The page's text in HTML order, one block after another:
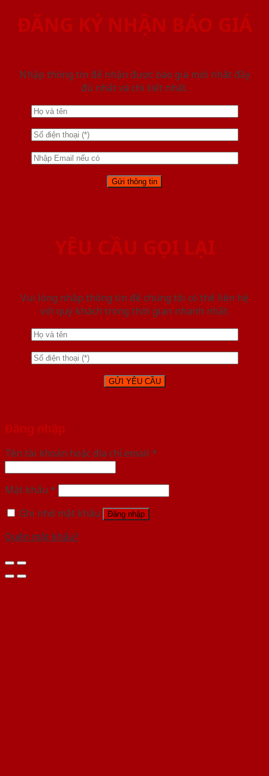
ĐĂNG KÝ NHẬN BÁO GIÁ
Nhập thông tin để nhận được báo giá mới nhât đầy
đủ nhất và chi tiết nhất.
YÊU CẦU GỌI LẠI
Vui lòng nhập thông tin để chúng tôi có thể liên hệ
với quý khách trong thời gian nhanh nhất.
Đăng nhập
Tên tài khoản hoặc địa chỉ email *
Mật khẩu *
Ghi nhớ mật khẩu
Đăng nhập
Quên mật khẩu?